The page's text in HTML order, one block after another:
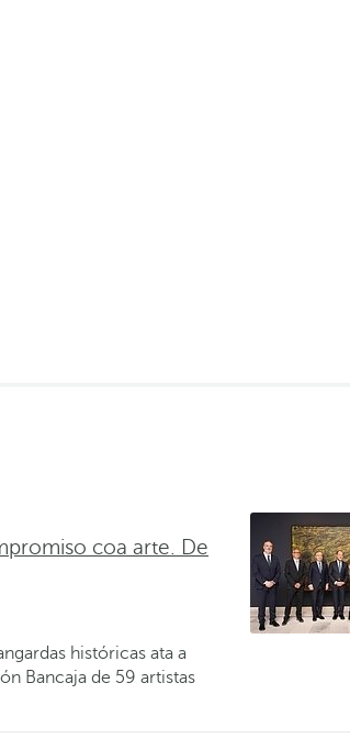
coa arte. De
históricas ata a
Bancaja de 59 artistas